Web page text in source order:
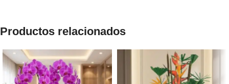
Productos relacionados